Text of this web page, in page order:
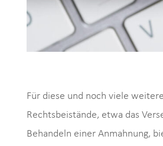
Für diese und noch viele weitere
Rechtsbeistände, etwa das
Behandeln einer Anmahnung,